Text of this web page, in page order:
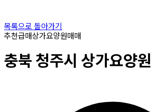
목록으로 돌아가기
추천급매상가요양원매매
충북 청주시 상가요양원